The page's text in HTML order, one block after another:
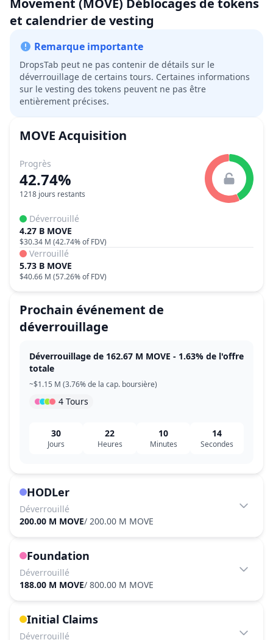
Movement (MOVE) Déblocages de tokens
et calendrier de vesting
Remarque importante
DropsTab peut ne pas contenir de détails sur le
déverrouillage de certains tours. Certaines informations
sur le vesting des tokens peuvent ne pas être
entièrement précises.
MOVE Acquisition
Progrès
42.74%
1218 jours restants
Déverrouillé
4.27 B MOVE
$30.34 M (42.74%of FDV)
Verrouillé
5.73 B MOVE
$40.66 M (57.26%of FDV)
Prochain événement de
déverrouillage
Déverrouillage de 162.67 M MOVE - 1.63% de l'offre
totale
~$1.15 M (3.76% de la cap. boursière)
4 Tours
30
Jours
22
Heures
10
Minutes
14
Secondes
HODLer
Déverrouillé
200.00 M MOVE/ 200.00 M MOVE
Foundation
Déverrouillé
188.00 M MOVE/ 800.00 M MOVE
Initial Claims
Déverrouillé